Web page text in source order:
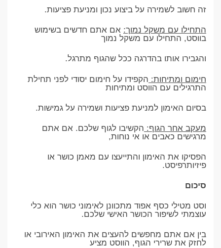
זה חשוב לשמירה על ביצוע נכון ומניעת פציעות.
התחילו עם משקל נמוך: אם אתם חדשים בשימוש
בווסט, התחילו עם משקל נמוך
והגבירו אותו בהדרגה ככל שהגוף מתרגל.
חימום ומתיחות: הקפידו על חימום יסודי לפני תחילת
התרגילים עם הווסט ומתיחות
בסיום האימון למניעת פציעות ושמירה על גמישות.
מעקב אחר הגוף: הקשיבו לגוף שלכם. אם אתם
מרגישים כאבים או אי נוחות,
הפסיקו את האימון והתייעצו עם מאמן כושר או
פיזיותרפיסט.
סיכום
וסט מטילי כסף אפוד מתכוונן לאימוני כושר הוא כלי
עוצמתי לשיפור הכושר האישי שלכם.
בין אם אתם מחפשים להעצים את האימון האירובי או
לחזק את שרירי הגוף, הווסט מציע